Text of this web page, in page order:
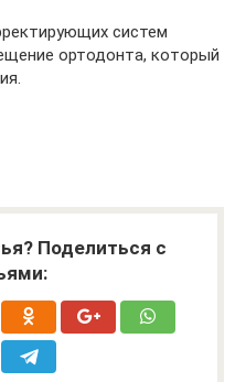
систем
ортодонта, который
Поделиться с